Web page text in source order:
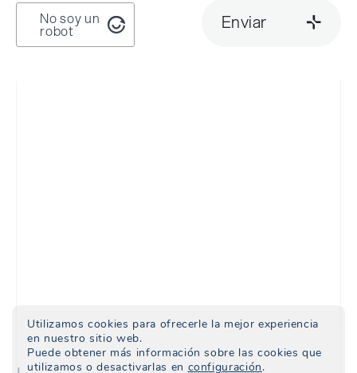
No soy un
robot Enviar
Utilizamos cookies para ofrecerle la mejor experiencia
en nuestro sitio web.
Puede obtener más información sobre las cookies que
utilizamos o desactivarlas en configuración.